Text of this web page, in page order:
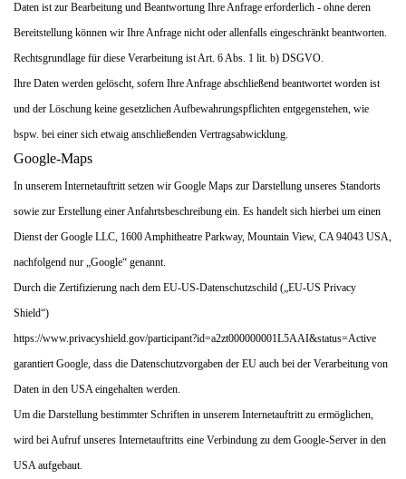
Daten ist zur Bearbeitung und Beantwortung Ihre Anfrage erforderlich - ohne deren
Bereitstellung können wir Ihre Anfrage nicht oder allenfalls eingeschränkt beantworten.
Rechtsgrundlage für diese Verarbeitung ist Art. 6 Abs. 1 lit. b) DSGVO.
Ihre Daten werden gelöscht, sofern Ihre Anfrage abschließend beantwortet worden ist
und der Löschung keine gesetzlichen Aufbewahrungspflichten entgegenstehen, wie
bspw. bei einer sich etwaig anschließenden Vertragsabwicklung.
Google-Maps
In unserem Internetauftritt setzen wir Google Maps zur Darstellung unseres Standorts
sowie zur Erstellung einer Anfahrtsbeschreibung ein. Es handelt sich hierbei um einen
Dienst der Google LLC, 1600 Amphitheatre Parkway, Mountain View, CA 94043 USA,
nachfolgend nur „Google“ genannt.
Durch die Zertifizierung nach dem EU-US-Datenschutzschild („EU-US Privacy
Shield“)
https://www.privacyshield.gov/participant?id=a2zt000000001L5AAI&status=Active
garantiert Google, dass die Datenschutzvorgaben der EU auch bei der Verarbeitung von
Daten in den USA eingehalten werden.
Um die Darstellung bestimmter Schriften in unserem Internetauftritt zu ermöglichen,
wird bei Aufruf unseres Internetauftritts eine Verbindung zu dem Google-Server in den
USA aufgebaut.